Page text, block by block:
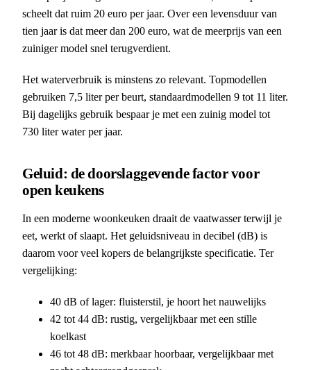
scheelt dat ruim 20 euro per jaar. Over een levensduur van
tien jaar is dat meer dan 200 euro, wat de meerprijs van een
zuiniger model snel terugverdient.
Het waterverbruik is minstens zo relevant. Topmodellen
gebruiken 7,5 liter per beurt, standaardmodellen 9 tot 11 liter.
Bij dagelijks gebruik bespaar je met een zuinig model tot
730 liter water per jaar.
Geluid: de doorslaggevende factor voor
open keukens
In een moderne woonkeuken draait de vaatwasser terwijl je
eet, werkt of slaapt. Het geluidsniveau in decibel (dB) is
daarom voor veel kopers de belangrijkste specificatie. Ter
vergelijking:
40 dB of lager: fluisterstil, je hoort het nauwelijks
42 tot 44 dB: rustig, vergelijkbaar met een stille
koelkast
46 tot 48 dB: merkbaar hoorbaar, vergelijkbaar met